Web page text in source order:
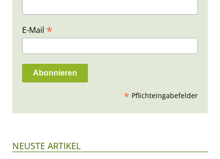
E-Mail *
* Pflichteingabefelder
NEUSTE ARTIKEL